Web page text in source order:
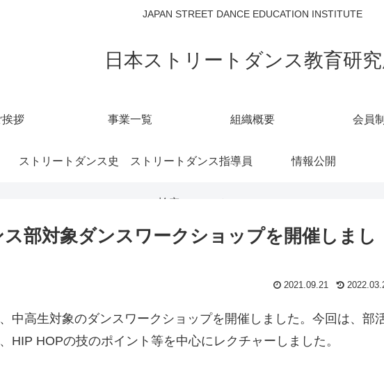
JAPAN STREET DANCE EDUCATION INSTITUTE
日本ストリートダンス教育研
挨拶 事業一覧 組織概要 会員
ストリートダンス史 ストリートダンス指導員
検定について
情報公開
部対象ダンスワークショップを開催しまし
2021.09.21
中高生対象のダンスワークショップを開催しました。今回は、部
HIP HOPの技のポイント等を中心にレクチャーしました。